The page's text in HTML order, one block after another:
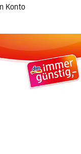
Konto